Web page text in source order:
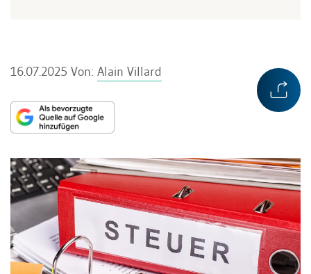
16.07.2025 Von: Alain Villard